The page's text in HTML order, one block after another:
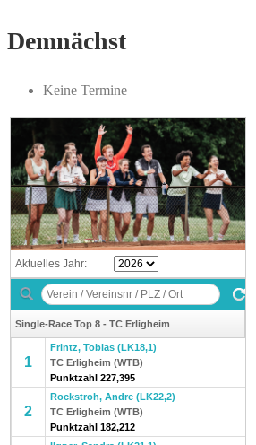
Demnächst
Keine Termine